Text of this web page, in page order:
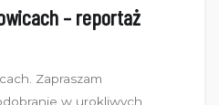
– reportaż
Zapraszam
w urokliwych